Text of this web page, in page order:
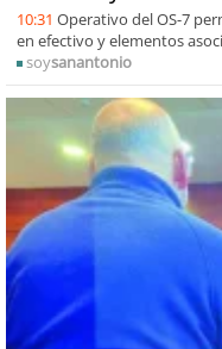
10:31 Operativo del OS-7
en efectivo y elementos
soysanantonio